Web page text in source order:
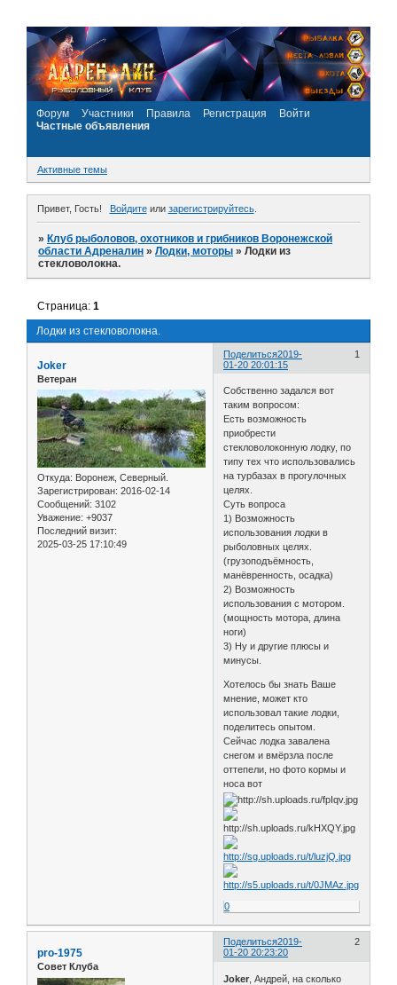
Форум Участники Правила Регистрация
Войти
Частные объявления
Активные темы
Привет, Гость! Войдитеили зарегистрируйтесь.
»Клуб рыболовов, охотников и грибников Воронежской
области Адреналин »Лодки, моторы »Лодки из
стекловолокна.
Лодки из стекловолокна.
Страница:1
Поделиться 1
2019-
01-20 20:01:15
Joker
Ветеран
Откуда: Воронеж, Северный.
Зарегистрирован: 2016-02-14
Сообщений: 3102
Уважение: +9037
Последний визит:
2025-03-25 17:10:49
Собственно задался вот
таким вопросом:
Есть возможность
приобрести
стекловолоконную лодку, по
типу тех что использовались
на турбазах в прогулочных
целях.
Суть вопроса
1) Возможность
использования лодки в
рыболовных целях.
(грузоподъёмность,
манёвренность, осадка)
2) Возможность
использования с мотором.
(мощность мотора, длина
ноги)
3) Ну и другие плюсы и
минусы.
Хотелось бы знать Ваше
мнение, может кто
использовал такие лодки,
поделитесь опытом.
Сейчас лодка завалена
снегом и вмёрзла после
оттепели, но фото кормы и
носа вот
0
Поделиться 2
2019-
01-20 20:23:20
pro-1975
Совет Клуба
Joker , Андрей, на сколько